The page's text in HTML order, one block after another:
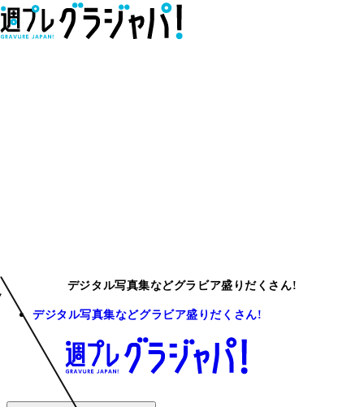
デジタル写真集などグラビア盛りだくさん!
デジタル写真集などグラビア盛りだくさん!